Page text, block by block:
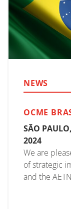
NEWS
OCME
SÃO
2024
We are
of strategic
and the